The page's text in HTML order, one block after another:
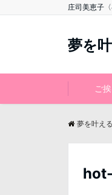
庄司美恵子
夢を
ご
夢を叶え